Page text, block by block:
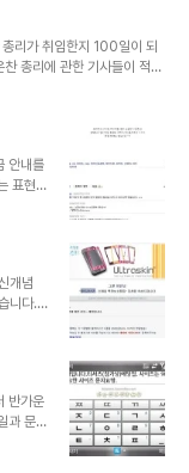
있기
이러
로그
들을
있어
리가 취임한지 100일이 되
총리에 관한 기사들이 적지
세종시 문제는 이제 정운찬
일면을 보는 듯 하기도 하
보다 인정 받기 위해 그러지
엄청난 힘을 지니게 될 것
간은 안쓰러워 보입니다...
안내를
표현이
사용
함.-
용하
된 데
대응하
문제
개념
니다.
니다.
그냥
다.
미지
밋했
. 기존
반가운
과 문자
몇분의